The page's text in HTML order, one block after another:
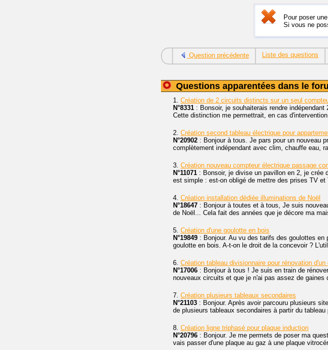
Pour poser
Si vous ne
Question précédente Liste des questions
Questions apparentées dans le
1. Création de 2 circuits distincts sur un seul
N°8331 : Bonsoir, je souhaiterais rendre
Cette distinction me permettrait, en cas
2. Création second tableau électrique pour
N°20902 : Bonjour à tous. Je pars pour un nouveau
complètement indépendant avec clim, chauffe eau,
3. Création nouveau compteur électrique passage
N°11071 : Bonsoir, je divise un pavillon en 2, je crée
est simple : est-on obligé de mettre des prises TV
4. Création installation dédiée illuminations de Noël
N°18647 : Bonjour à toutes et à tous, Je suis
de Noël... Cela fait des années que je décore ma
5. Création d'une goulotte en bois
N°19849 : Bonjour. Au vu des tarifs des goulottes
goulotte en bois. A-t-on le droit de la concevoir ?
6. Création tableau divisionnaire pour rénovation d'un
N°17006 : Bonjour à tous ! Je suis en train de
nouveaux circuits et que je n'ai pas assez de gaines
7. Création plusieurs tableaux secondaires
N°21103 : Bonjour. Après avoir parcouru plusieurs
de plusieurs tableaux secondaires à partir du
8. Création ligne triphasé pour plaque induction
N°20796 : Bonjour. Je me permets de poser ma
vais passer d'une plaque au gaz à une plaque